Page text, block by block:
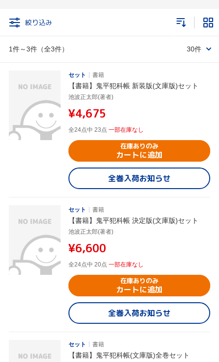
絞り込み
1件～3件（全3件） 30件
セット 書籍
【書籍】鬼平犯科帳 新装版(文庫版)セット
池波正太郎(著者)
¥4,675
全24点中 23点 一部在庫なし
在庫ありのみ
カートに追加
全巻入荷お知らせ
セット 書籍
【書籍】鬼平犯科帳 決定版(文庫版)セット
池波正太郎(著者)
¥6,600
全24点中 20点 一部在庫なし
在庫ありのみ
カートに追加
全巻入荷お知らせ
セット 書籍
【書籍】鬼平犯科帳(文庫版)全巻セット